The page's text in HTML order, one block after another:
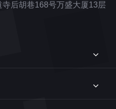
后胡巷168号万盛大厦13层